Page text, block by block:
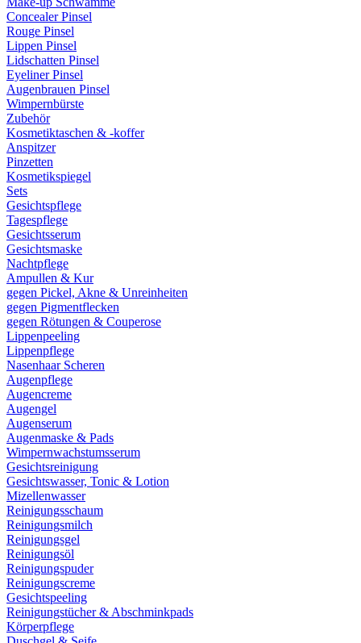
Concealer Pinsel
Rouge Pinsel
Lippen Pinsel
Lidschatten Pinsel
Eyeliner Pinsel
Augenbrauen Pinsel
Wimpernbürste
Zubehör
Kosmetiktaschen & -koffer
Anspitzer
Pinzetten
Kosmetikspiegel
Sets
Gesichtspflege
Tagespflege
Gesichtsserum
Gesichtsmaske
Nachtpflege
Ampullen & Kur
gegen Pickel, Akne & Unreinheiten
gegen Pigmentflecken
gegen Rötungen & Couperose
Lippenpeeling
Lippenpflege
Nasenhaar Scheren
Augenpflege
Augencreme
Augengel
Augenserum
Augenmaske & Pads
Wimpernwachstumsserum
Gesichtsreinigung
Gesichtswasser, Tonic & Lotion
Mizellenwasser
Reinigungsschaum
Reinigungsmilch
Reinigungsgel
Reinigungsöl
Reinigungspuder
Reinigungscreme
Gesichtspeeling
Reinigungstücher & Abschminkpads
Körperpflege